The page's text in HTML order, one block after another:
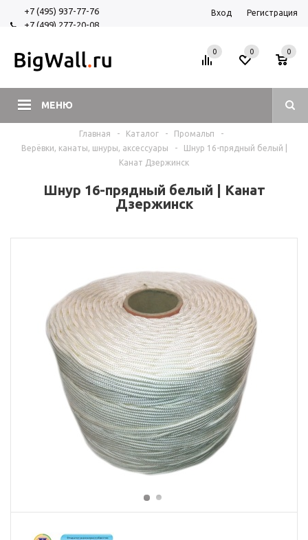
+7 (495) 937-77-76
+7 (499) 277-20-08
Вход Регистрация
МЕНЮ
0 0
0
Главная - Каталог - Промальп
-
Верёвки, канаты, шнуры, аксессуары
-
Шнур 16-прядный белый |
Канат Дзержинск
Шнур 16-прядный белый | Канат
Дзержинск